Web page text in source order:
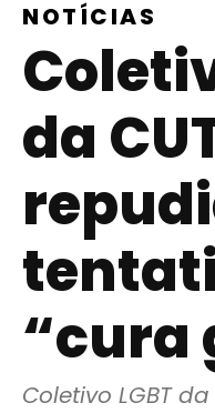
NOTÍCIAS
da
“cura
Coletivo LGBT